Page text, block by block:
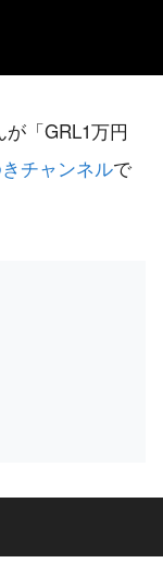
「GRL1万円
チャンネルで